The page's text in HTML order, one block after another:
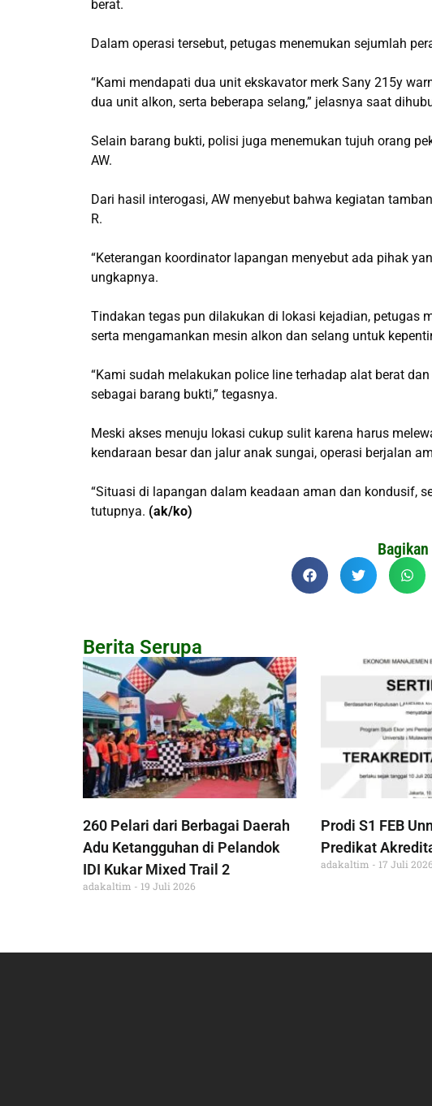
berat.
Dalam operasi tersebut, petugas menemukan sejumlah
“Kami mendapati dua unit ekskavator merk Sany 215y
dua unit alkon, serta beberapa selang,” jelasnya saat
Selain barang bukti, polisi juga menemukan tujuh orang
AW.
Dari hasil interogasi, AW menyebut bahwa kegiatan
R.
“Keterangan koordinator lapangan menyebut ada pihak
ungkapnya.
Tindakan tegas pun dilakukan di lokasi kejadian, petugas
serta mengamankan mesin alkon dan selang untuk
“Kami sudah melakukan police line terhadap alat berat
sebagai barang bukti,” tegasnya.
Meski akses menuju lokasi cukup sulit karena harus
kendaraan besar dan jalur anak sungai, operasi berjalan
“Situasi di lapangan dalam keadaan aman dan kondusif,
tutupnya. (ak/ko)
Berita Serupa
260 Pelari dari Berbagai Daerah
Adu Ketangguhan di Pelandok
IDI Kukar Mixed Trail 2
adakaltim 19 Juli 2026
Prodi S1 FEB
Predikat
adakaltim 17 Juli 2026